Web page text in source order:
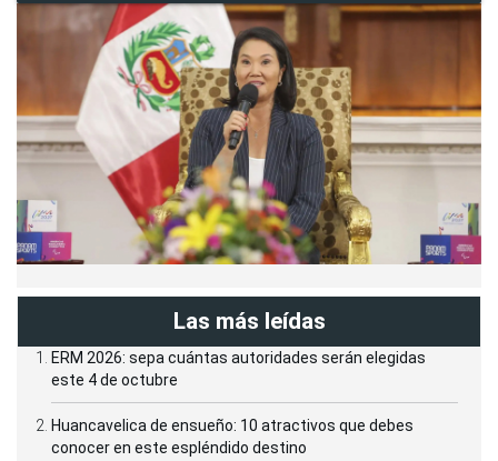
Las más leídas
ERM 2026: sepa cuántas autoridades serán elegidas
este 4 de octubre
Huancavelica de ensueño: 10 atractivos que debes
conocer en este espléndido destino